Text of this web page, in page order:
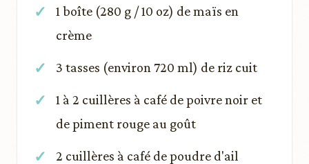
1 boîte (280 g / 10 oz) de maïs en
crème
3 tasses (environ 720 ml) de riz cuit
1 à 2 cuillères à café de poivre noir et
de piment rouge au goût
2 cuillères à café de poudre d'ail